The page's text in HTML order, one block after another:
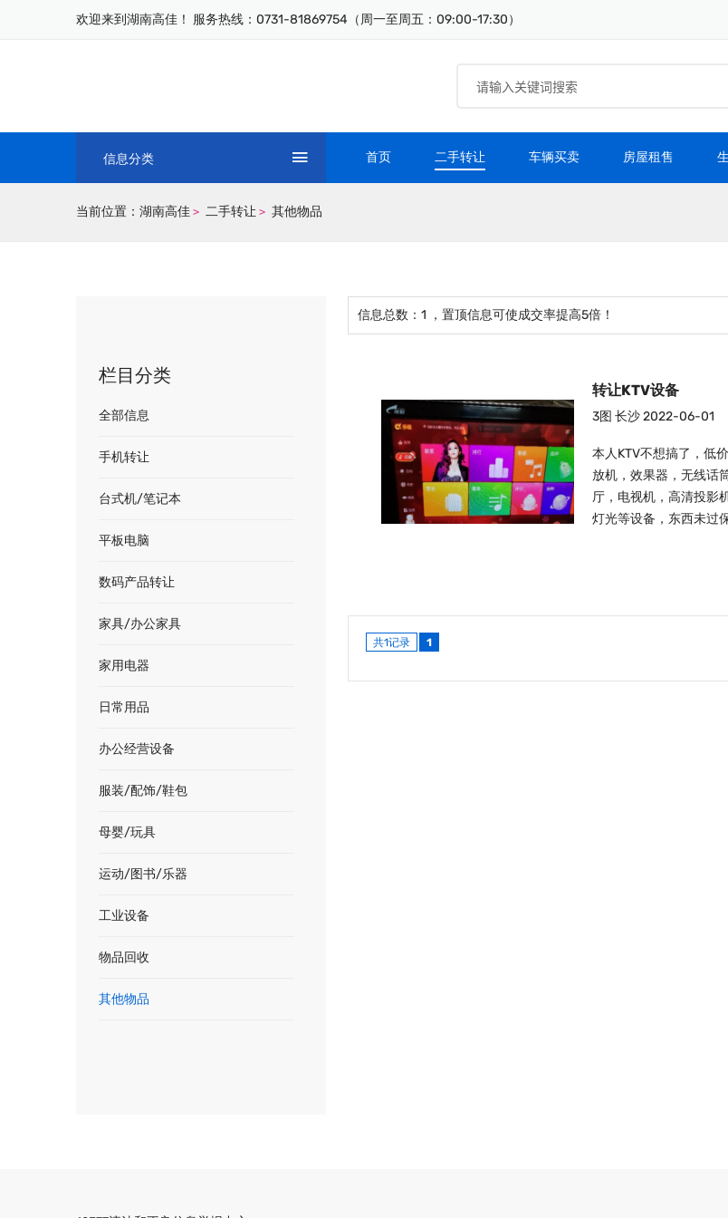
欢迎来到湖南高佳！ 服务热线：0731-81869754（周一至周五：09:00-17:30）
信息分类 首页 二手转让 车辆买卖 房屋租售
当前位置： 湖南高佳 > 二手转让 > 其他物品
栏目分类
全部信息
手机转让
台式机/笔记本
平板电脑
数码产品转让
家具/办公家具
家用电器
日常用品
办公经营设备
服装/配饰/鞋包
母婴/玩具
运动/图书/乐器
工业设备
物品回收
其他物品
信息总数： 1 ，置顶信息可使成交率提高5倍！
转让KTV设备
3图 长沙2022-06-01
本人KTV不想搞了，低
放机，效果器，无线话
厅，电视机，高清投影
灯光等设备，东西未过
共1记录 1